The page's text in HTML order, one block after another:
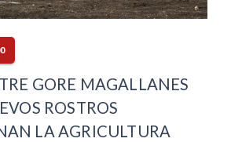
GORE MAGALLANES
ROSTROS
LA AGRICULTURA